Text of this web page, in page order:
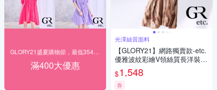
滿400大優惠
光澤絲質面料
【GLORY21】網路獨賣款-etc.
優雅波紋彩繪V領絲質長洋裝-
附腰帶-咖啡色
$1,548
券